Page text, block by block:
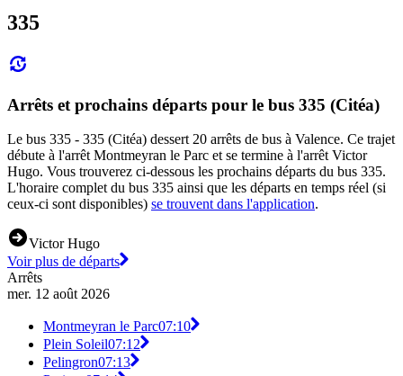
335
Arrêts et prochains départs pour le bus 335 (Citéa)
Le bus 335 - 335 (Citéa) dessert 20 arrêts de bus à Valence. Ce trajet
débute à l'arrêt Montmeyran le Parc et se termine à l'arrêt Victor
Hugo. Vous trouverez ci-dessous les prochains départs du bus 335.
L'horaire complet du bus 335 ainsi que les départs en temps réel (si
ceux-ci sont disponibles) se trouvent dans l'application.
Victor Hugo
Voir plus de départs
Arrêts
mer. 12 août 2026
Montmeyran le Parc07:10
Plein Soleil07:12
Pelingron07:13